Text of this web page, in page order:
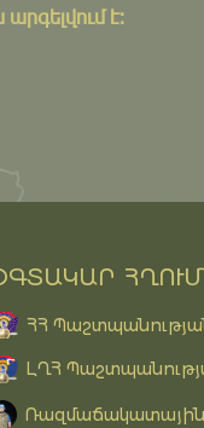
է:
ՀՀ
ԼՂՀ
Ռազմաճակատային